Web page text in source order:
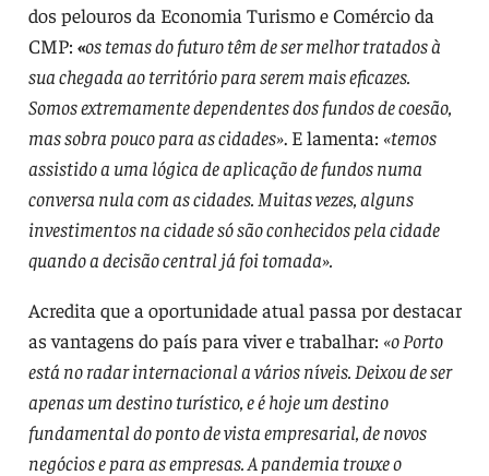
dos pelouros da Economia Turismo e Comércio da
CMP: «os temas do futuro têm de ser melhor tratados à
sua chegada ao território para serem mais eficazes.
Somos extremamente dependentes dos fundos de coesão,
mas sobra pouco para as cidades». E lamenta: «temos
assistido a uma lógica de aplicação de fundos numa
conversa nula com as cidades. Muitas vezes, alguns
investimentos na cidade só são conhecidos pela cidade
quando a decisão central já foi tomada».
Acredita que a oportunidade atual passa por destacar
as vantagens do país para viver e trabalhar: «o Porto
está no radar internacional a vários níveis. Deixou de ser
apenas um destino turístico, e é hoje um destino
fundamental do ponto de vista empresarial, de novos
negócios e para as empresas. A pandemia trouxe o